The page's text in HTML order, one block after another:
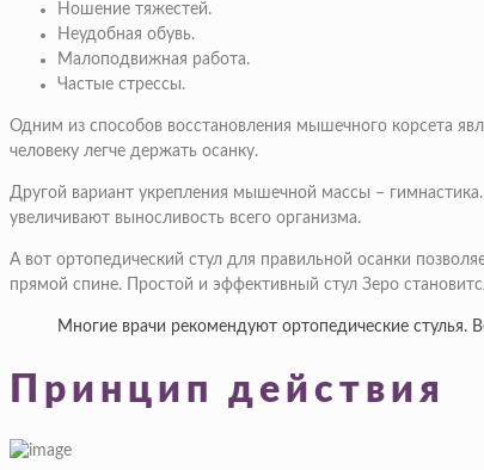
Ношение тяжестей.
Неудобная обувь.
Малоподвижная работа.
Частые стрессы.
Одним из способов восстановления мышечного корсета
человеку легче держать осанку.
Другой вариант укрепления мышечной массы –
увеличивают выносливость всего организма.
А вот ортопедический стул для правильной осанки
прямой спине. Простой и эффективный стул Зеро
Многие врачи рекомендуют ортопедические стулья.
Принцип действия